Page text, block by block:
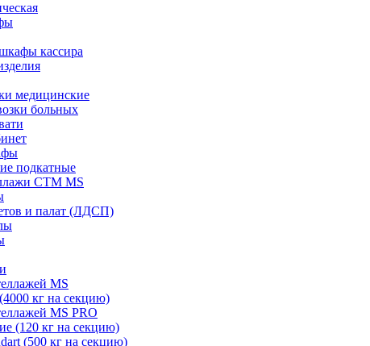
кассира
медицинские
больных
подкатные
CTM MS
и палат (ЛДСП)
MS
кг на секцию)
MS PRO
(120 кг на секцию)
(500 кг на секцию)